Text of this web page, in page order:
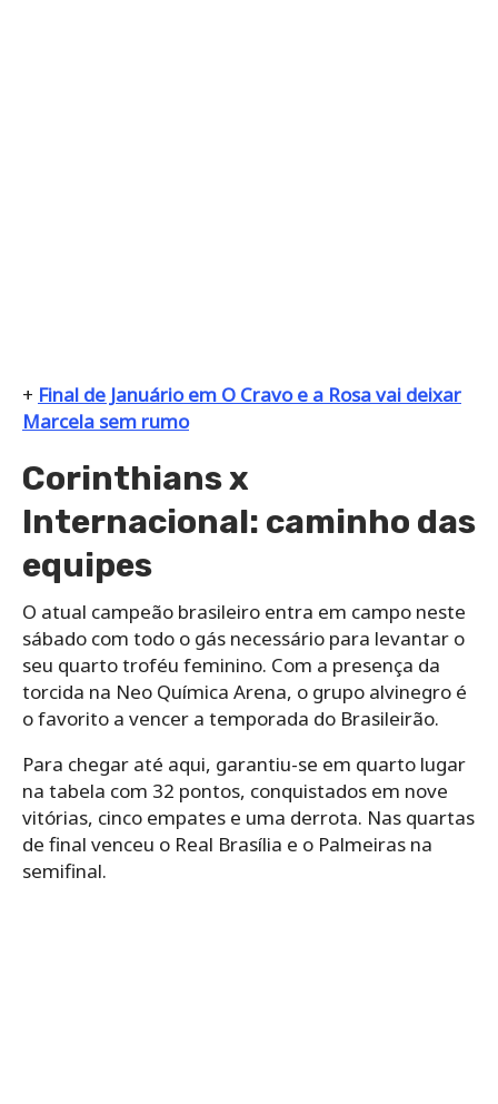
+ Final de Januário em O Cravo e a Rosa vai deixar
Marcela sem rumo
Corinthians x
Internacional: caminho das
equipes
O atual campeão brasileiro entra em campo neste
sábado com todo o gás necessário para levantar o
seu quarto troféu feminino. Com a presença da
torcida na Neo Química Arena, o grupo alvinegro é
o favorito a vencer a temporada do Brasileirão.
Para chegar até aqui, garantiu-se em quarto lugar
na tabela com 32 pontos, conquistados em nove
vitórias, cinco empates e uma derrota. Nas quartas
de final venceu o Real Brasília e o Palmeiras na
semifinal.